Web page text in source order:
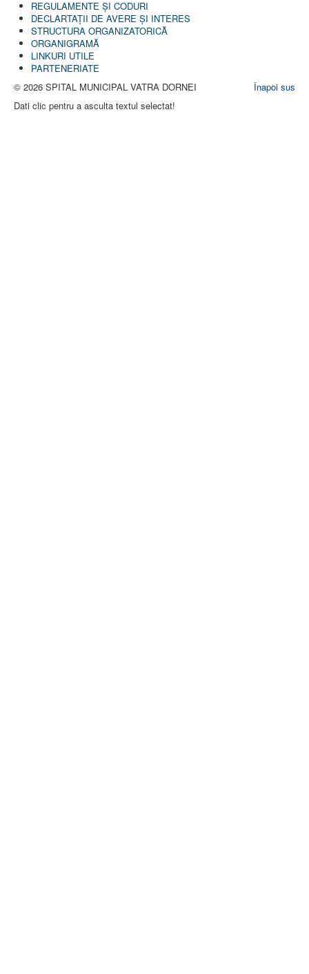
REGULAMENTE ŞI CODURI
DECLARTAŢII DE AVERE ȘI INTERES
STRUCTURA ORGANIZATORICĂ
ORGANIGRAMĂ
LINKURI UTILE
PARTENERIATE
Înapoi sus
© 2026 SPITAL MUNICIPAL VATRA DORNEI
Dati clic pentru a asculta textul selectat!